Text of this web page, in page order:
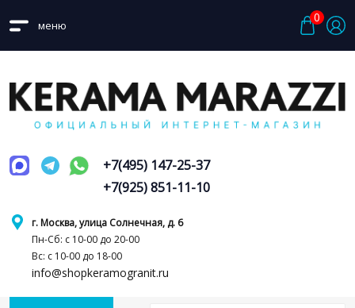
меню
0
г. Москва, улица Солнечная, д. 6
Пн-Сб: с 10-00 до 20-00
Вс: с 10-00 до 18-00
info@shopkeramogranit.ru
+7(495) 147-25-37
+7(925) 851-11-10